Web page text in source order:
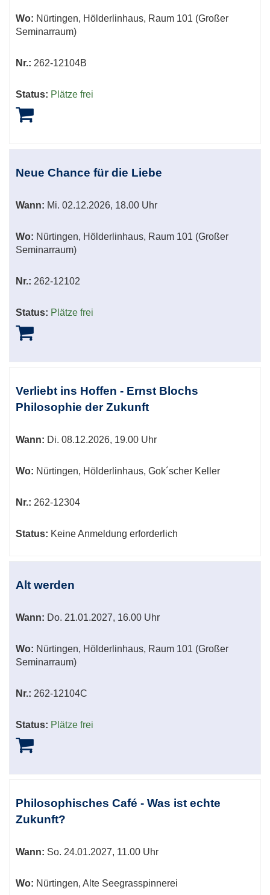
Wo: Nürtingen, Hölderlinhaus, Raum 101 (Großer
Seminarraum)
Nr.: 262-12104B
Status: Plätze frei
Neue Chance für die Liebe
Wann: Mi. 02.12.2026, 18.00 Uhr
Wo: Nürtingen, Hölderlinhaus, Raum 101 (Großer
Seminarraum)
Nr.: 262-12102
Status: Plätze frei
Verliebt ins Hoffen - Ernst Blochs
Philosophie der Zukunft
Wann: Di. 08.12.2026, 19.00 Uhr
Wo: Nürtingen, Hölderlinhaus, Gok´scher Keller
Nr.: 262-12304
Status: Keine Anmeldung erforderlich
Alt werden
Wann: Do. 21.01.2027, 16.00 Uhr
Wo: Nürtingen, Hölderlinhaus, Raum 101 (Großer
Seminarraum)
Nr.: 262-12104C
Status: Plätze frei
Philosophisches Café - Was ist echte
Zukunft?
Wann: So. 24.01.2027, 11.00 Uhr
Wo: Nürtingen, Alte Seegrasspinnerei